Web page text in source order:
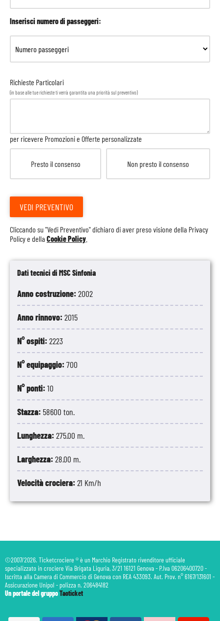
Dati tecnici di MSC Sinfonia
Anno costruzione:2002
Anno rinnovo:2015
N° ospiti:2223
N° equipaggio:700
N° ponti:10
Stazza: 58600 ton.
Lunghezza:275.00 m.
Larghezza:28.00 m.
Velocità crociera:21 Km/h
Inserisci numero di passeggeri:
Richieste Particolari
(in base alle tue richieste ti verrà garantita una priorità sul preventivo)
per ricevere Promozioni e Offerte personalizzate
Presto il consenso Non presto il consenso
VEDI PREVENTIVO
Cliccando su "Vedi Preventivo" dichiaro di aver preso visione della Privacy
Policye della Cookie Policy
©2007/2026. Ticketcrociere ® è un Marchio Registrato rivenditore ufficiale
specializzato in crociere Via Brigata Liguria, 3/21 16121 Genova - P.Iva 06206400720 -
Iscritta alla Camera di Commercio di Genova con REA 433093. Aut. Prov. n° 6167/131601 -
Assicurazione Unipol - polizza n. 206484182
Un portale del gruppoTaoticket